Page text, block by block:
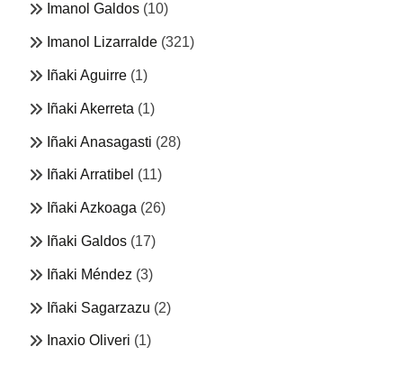
Imanol Galdos (10)
Imanol Lizarralde (321)
Iñaki Aguirre (1)
Iñaki Akerreta (1)
Iñaki Anasagasti (28)
Iñaki Arratibel (11)
Iñaki Azkoaga (26)
Iñaki Galdos (17)
Iñaki Méndez (3)
Iñaki Sagarzazu (2)
Inaxio Oliveri (1)